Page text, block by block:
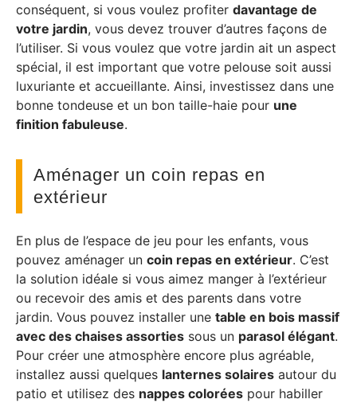
conséquent, si vous voulez profiter davantage de
votre jardin, vous devez trouver d’autres façons de
l’utiliser. Si vous voulez que votre jardin ait un aspect
spécial, il est important que votre pelouse soit aussi
luxuriante et accueillante. Ainsi, investissez dans une
bonne tondeuse et un bon taille-haie pour une
finition fabuleuse.
Aménager un coin repas en
extérieur
En plus de l’espace de jeu pour les enfants, vous
pouvez aménager un coin repas en extérieur. C’est
la solution idéale si vous aimez manger à l’extérieur
ou recevoir des amis et des parents dans votre
jardin. Vous pouvez installer une table en bois massif
avec des chaises assorties sous un parasol élégant.
Pour créer une atmosphère encore plus agréable,
installez aussi quelques lanternes solaires autour du
patio et utilisez des nappes colorées pour habiller